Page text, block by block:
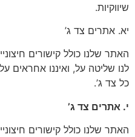
אתרים צד ג’
שלנו כולל קישורים
שליטה על, ואיננו אחראים על,
ג’.
צד ג’
שלנו כולל קישורים